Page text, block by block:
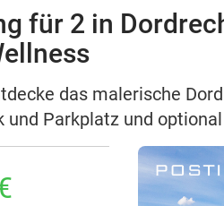
für 2 in
das malerische
und Parkplatz und